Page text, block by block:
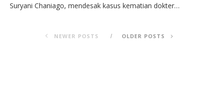
Suryani Chaniago, mendesak kasus kematian dokter…
NEWER POSTS OLDER POSTS